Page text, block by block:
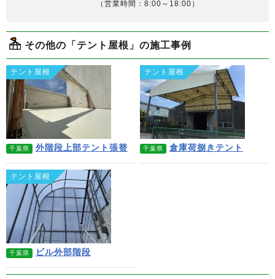
（営業時間：8:00～18:00）
その他の「テント屋根」の施工事例
テント屋根
千葉県 外階段上部テント張替
テント屋根
千葉県 倉庫荷捌きテント
テント屋根
千葉県 ビル外部階段